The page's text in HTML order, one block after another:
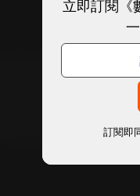
立即訂閱《
訂閱即